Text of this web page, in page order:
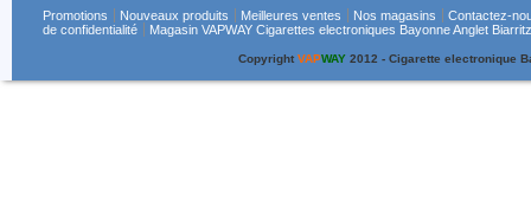
Promotions Nouveaux produits Meilleures ventes Nos magasins
Contactez-
de confidentialité
Magasin VAPWAY Cigarettes electroniques Bayonne Anglet
Copyright VAPWAY2012 - Cigarette electronique